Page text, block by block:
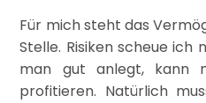
Für mich steht das
Stelle. Risiken scheue ich
man gut anlegt, kann
profitieren. Natürlich